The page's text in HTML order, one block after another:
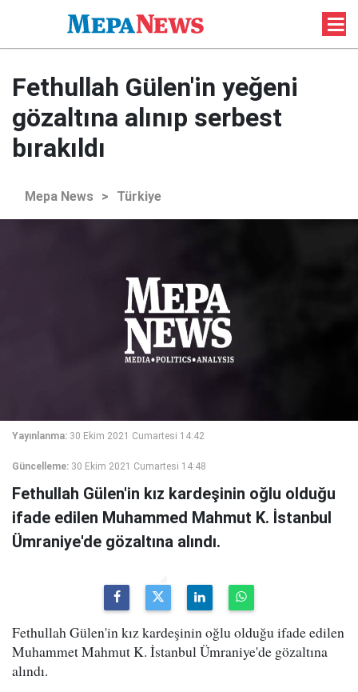
Fethullah Gülen'in yeğeni
gözaltına alınıp serbest
bırakıldı
Mepa News > Türkiye
Yayınlanma: 30 Ekim 2021 Cumartesi 14:42
Güncelleme: 30 Ekim 2021 Cumartesi 14:48
Fethullah Gülen'in kız kardeşinin oğlu olduğu
ifade edilen Muhammed Mahmut K. İstanbul
Ümraniye'de gözaltına alındı.
Fethullah Gülen'in kız kardeşinin oğlu olduğu ifade edilen
Muhammet Mahmut K. İstanbul Ümraniye'de gözaltına
alındı.